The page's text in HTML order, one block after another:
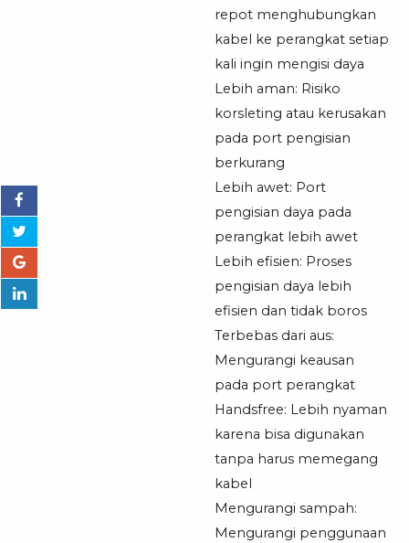
Wireless
repot menghubungkan
kabel ke perangkat setiap
kali ingin mengisi daya
Lebih aman: Risiko
korsleting atau kerusakan
pada port pengisian
berkurang
Lebih awet: Port
pengisian daya pada
perangkat lebih awet
Lebih efisien: Proses
pengisian daya lebih
efisien dan tidak boros
Terbebas dari aus:
Mengurangi keausan
pada port perangkat
Handsfree: Lebih nyaman
karena bisa digunakan
tanpa harus memegang
kabel
Mengurangi sampah:
Mengurangi penggunaan